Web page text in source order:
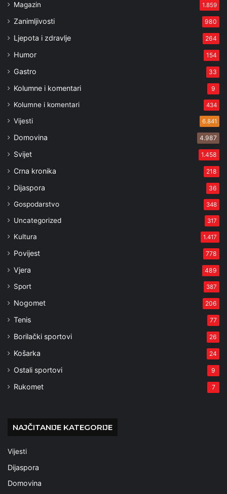
Magazin 1.859
Zanimljivosti 980
Ljepota i zdravlje 264
Humor 154
Gastro 33
Kolumne i komentari 9
Kolumne i komentari 434
Vijesti 6.841
Domovina 4.987
Svijet 1.458
Crna kronika 218
Dijaspora 36
Gospodarstvo 348
Uncategorized 317
Kultura 1.417
Povijest 778
Vjera 489
Sport 387
Nogomet 206
Tenis 77
Borilački sportovi 26
Košarka 24
Ostali sportovi 9
Rukomet 7
NAJČITANIJE KATEGORIJE
Vijesti
Dijaspora
Domovina